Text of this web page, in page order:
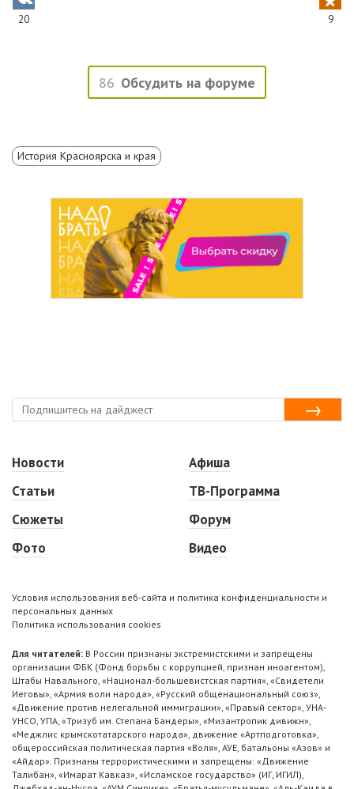
20 9
86 Обсудить на форуме
История Красноярска и края
Новости
Статьи
Сюжеты
Фото
Афиша
ТВ-Программа
Форум
Видео
Условия использования веб-сайта и политика конфиденциальности и
персональных данных
Политика использования cookies
Для читателей: В России признаны экстремистскими и запрещены
организации ФБК (Фонд борьбы с коррупцией, признан иноагентом),
Штабы Навального, «Национал-большевистская партия», «Свидетели
Иеговы», «Армия воли народа», «Русский общенациональный союз»,
«Движение против нелегальной иммиграции», «Правый сектор», УНА-
УНСО, УПА, «Тризуб им. Степана Бандеры», «Мизантропик дивижн»,
«Меджлис крымскотатарского народа», движение «Артподготовка»,
общероссийская политическая партия «Воля», АУЕ, батальоны «Азов» и
«Айдар». Признаны террористическими и запрещены: «Движение
Талибан», «Имарат Кавказ», «Исламское государство» (ИГ, ИГИЛ),